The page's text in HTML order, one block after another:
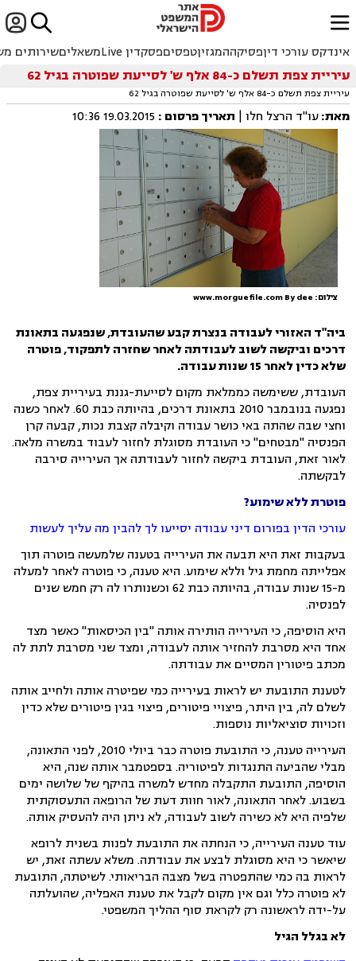

ﱐ
אינדקס עורכי דיןפסיקההמגזיןטפסיםפסקדין Live משאליםשירותים
עיריית צפת תשלם כ-84 אלף ש' לסייעת שפוטרה בגיל 62
עיריית צפת תשלם כ-84 אלף ש' לסייעת שפוטרה בגיל 62
מאת:עו"ד הרצל חלו | תאריך פרסום :
19.03.2015 10:36
צילום: www.morguefile.com By dee
ביה"ד האזורי לעבודה בנצרת קבע שהעובדת, שנפגעה בתאונת
דרכים וביקשה לשוב לעבודתה לאחר שחזרה לתפקוד, פוטרה
שלא כדין לאחר 15 שנות עבודה.
העובדת, ששימשה כממלאת מקום לסייעת-גננת בעיריית צפת,
נפגעה בנובמבר 2010 בתאונת דרכים, בהיותה כבת 60. לאחר כשנה
וחצי שבה שהתה באי כושר עבודה וקיבלה קצבת נכות, קבעה קרן
הפנסיה "מבטחים" כי העובדת מסוגלת לחזור לעבוד במשרה מלאה.
לאור זאת, העובדת ביקשה לחזור לעבודתה אך העירייה סירבה
לבקשתה.
פוטרת ללא שימוע?
עורכי הדין בפורום דיני עבודה יסייעו לך להבין מה עליך לעשות
בעקבות זאת היא תבעה את העירייה בטענה שלמעשה פוטרה תוך
אפלייתה מחמת גיל וללא שימוע. היא טענה, כי פוטרה לאחר למעלה
מ-15 שנות עבודה, בהיותה כבת 62 וכשנותרו לה רק חמש שנים
לפנסיה.
היא הוסיפה, כי העירייה הותירה אותה "בין הכיסאות" כאשר מצד
אחד היא מסרבת להחזיר אותה לעבודה, ומצד שני מסרבת לתת לה
מכתב פיטורין המסיים את עבודתה.
לטענת התובעת יש לראות בעירייה כמי שפיטרה אותה ולחייב אותה
לשלם לה, בין היתר, פיצויי פיטורים, פיצוי בגין פיטורים שלא כדין
וזכויות סוציאליות נוספות.
העירייה טענה, כי התובעת פוטרה כבר ביולי 2010, לפני התאונה,
מבלי שהביעה התנגדות לפיטוריה. בספטמבר אותה שנה, היא
הוסיפה, התובעת התקבלה מחדש למשרה בהיקף של שלושה ימים
בשבוע. לאחר התאונה, לאור חוות דעת של הרופאה התעסוקתית
שלפיה היא לא כשירה לשוב לעבודה, לא ניתן היה להעסיק אותה.
עוד טענה העירייה, כי הנחתה את התובעת לפנות בשנית לרופא
שיאשר כי היא מסוגלת לבצע את עבודתה. משלא עשתה זאת, יש
לראות בה כמי שהתפטרה בשל מצבה הבריאותי. לשיטתה, התובעת
לא פוטרה כלל וגם אין מקום לקבל את טענת האפליה, שהועלתה
על-ידה לראשונה רק לקראת סוף ההליך המשפטי.
לא בגלל הגיל